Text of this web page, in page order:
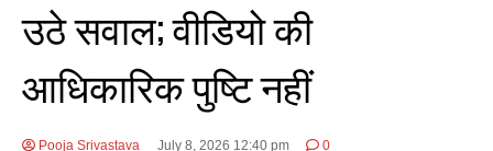
उठे सवाल; वीडियो की
आधिकारिक पुष्टि नहीं
Pooja Srivastava July 8, 2026 12:40 pm 0